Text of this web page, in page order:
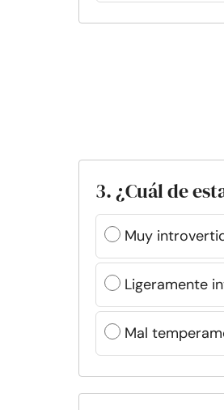
3. ¿Cuál de
Muy
Ligeramente
Mal